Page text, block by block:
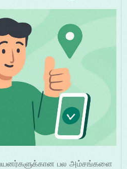
பயனர்களுக்கான பல அம்சங்களை